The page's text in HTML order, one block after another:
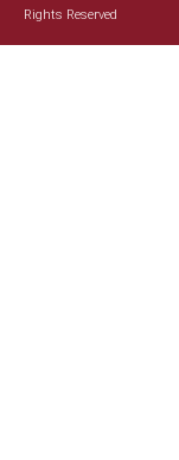
Rights Reserved